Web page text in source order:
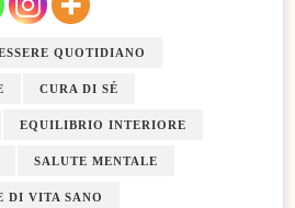
QUOTIDIANO
CURA DI SÉ
EQUILIBRIO INTERIORE
SALUTE MENTALE
DI VITA SANO